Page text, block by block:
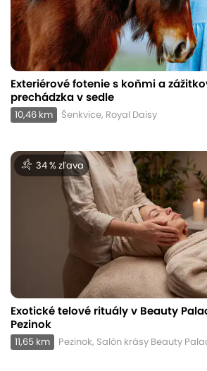
Exteriérové fotenie s koňmi a
prechádzka v sedle
10,46 km Šenkvice, Royal Daisy
34 % zľava
Exotické telové rituály v Beauty
Pezinok
11,65 km Pezinok, Salón krásy Beauty